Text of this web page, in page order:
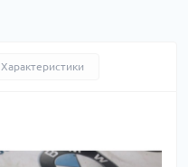
Характеристики